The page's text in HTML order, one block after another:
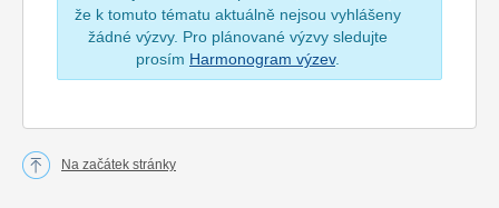
že k tomuto tématu aktuálně nejsou vyhlášeny
žádné výzvy. Pro plánované výzvy sledujte
prosím Harmonogram výzev.
Na začátek stránky